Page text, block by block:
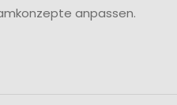
anpassen.